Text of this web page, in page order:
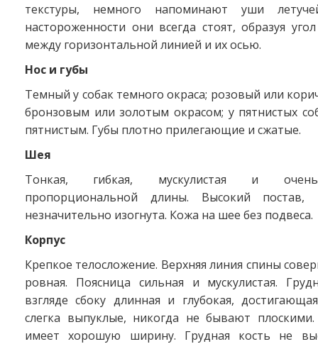
текстуры, немного напоминают уши
настороженности они всегда стоят, образуя
между горизонтальной линией и их осью.
Нос и губы
Темный у собак темного окраса; розовый или
бронзовым или золотым окрасом; у пятнистых
пятнистым. Губы плотно прилегающие и сжатые.
Шея
Тонкая, гибкая, мускулистая и очень
пропорциональной длины. Высокий постав,
незначительно изогнута. Кожа на шее без подвеса.
Корпус
Крепкое телосложение. Верхняя линия спины
ровная. Поясница сильная и мускулистая.
взгляде сбоку длинная и глубокая,
слегка выпуклые, никогда не бывают
имеет хорошую ширину. Грудная кость не